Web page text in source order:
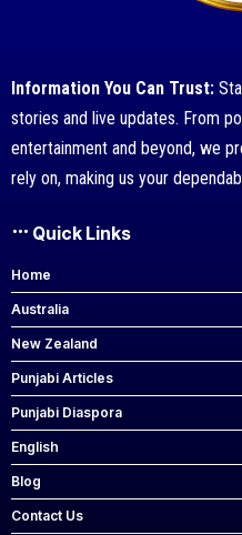
Information You Can Trust:
stories and live updates. From
entertainment and beyond, we
rely on, making us your
Quick Links
Home
Australia
New Zealand
Punjabi Articles
Punjabi Diaspora
English
Blog
Contact Us